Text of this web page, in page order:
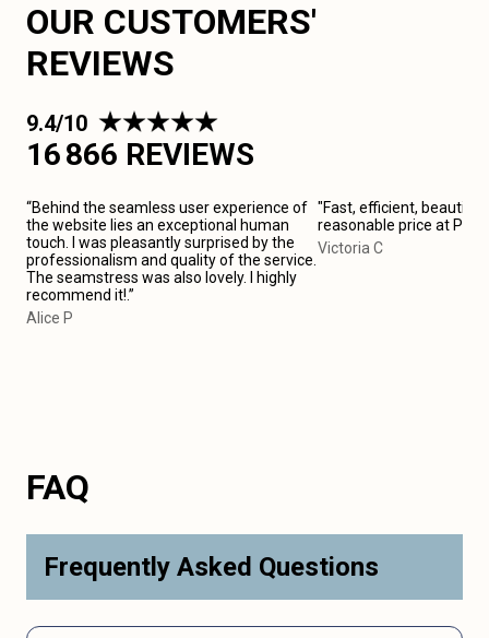
OUR CUSTOMERS'
REVIEWS
9.4/10
16 866 REVIEWS
“Behind the seamless user experience of
the website lies an exceptional human
touch. I was pleasantly surprised by the
professionalism and quality of the service.
The seamstress was also lovely. I highly
recommend it!.”
Alice P
"Fast, efficient, beautiful
reasonable price at
Victoria C
FAQ
Frequently Asked Questions